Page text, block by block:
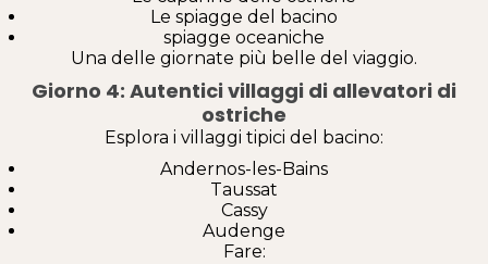
Le spiagge del bacino
spiagge oceaniche
Una delle giornate più belle del viaggio.
Giorno 4: Autentici villaggi di allevatori di
ostriche
Esplora i villaggi tipici del bacino:
Andernos-les-Bains
Taussat
Cassy
Audenge
Fare: